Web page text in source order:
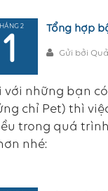
2
1
Tổng hợp
Gửi bởi
với những bạn
chỉ Pet) thì
trong quá
nhé: